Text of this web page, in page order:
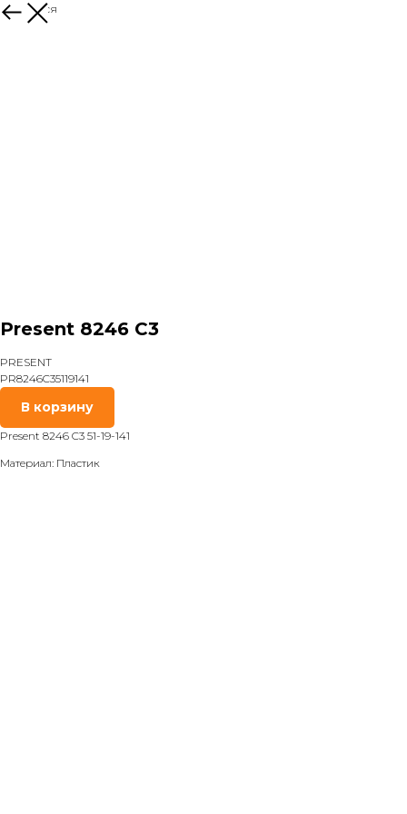
Вернуться
Present 8246 C3
PRESENT
PR8246C35119141
В корзину
Present 8246 C3 51-19-141
Материал: Пластик